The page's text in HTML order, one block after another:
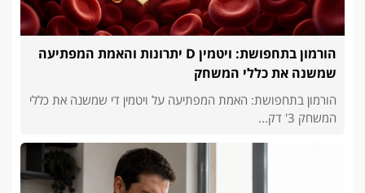
הורמון בתחפושת: ויטמין D יתרונות והאמת המפתיעה
שמשנה את כללי המשחק
הורמון בתחפושת: האמת המפתיעה על ויטמין די שמשנה את כללי
המשחק 3' דק...